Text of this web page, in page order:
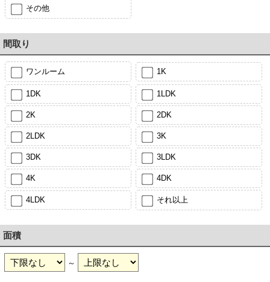
その他
間取り
ワンルーム 1K
1DK 1LDK
2K 2DK
2LDK 3K
3DK 3LDK
4K 4DK
4LDK それ以上
面積
～